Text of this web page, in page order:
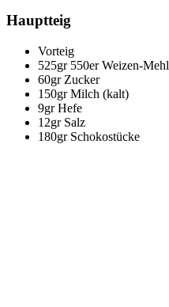
Hauptteig
Vorteig
525gr 550er Weizen-Mehl
60gr Zucker
150gr Milch (kalt)
9gr Hefe
12gr Salz
180gr Schokostücke